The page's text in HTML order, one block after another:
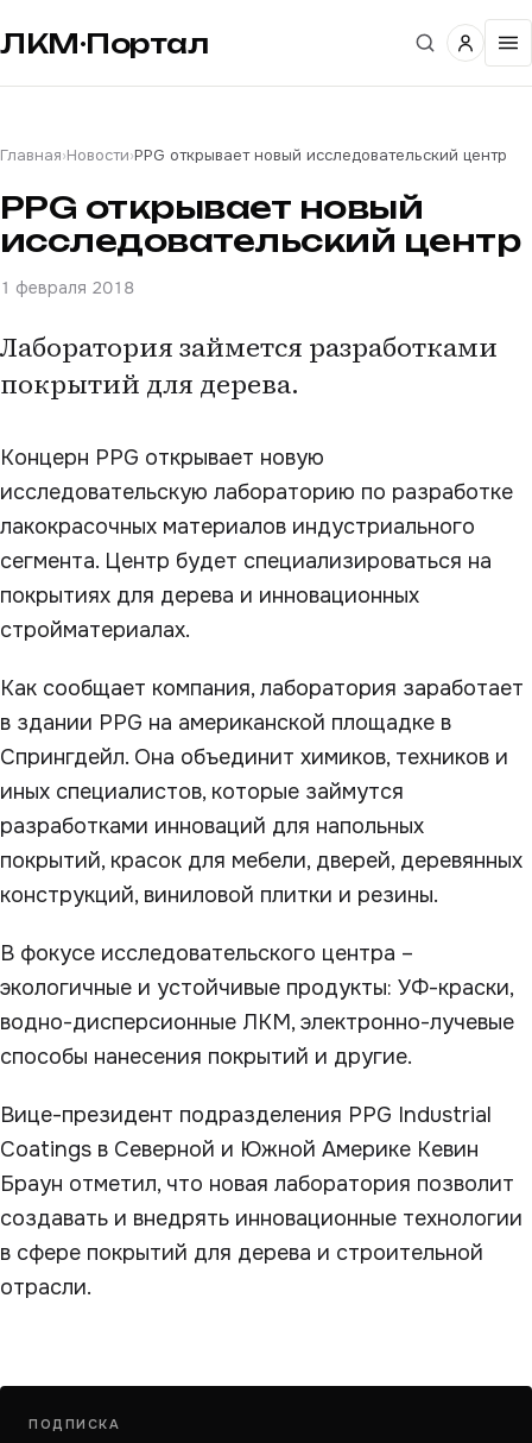
ЛКМ·Портал
Главная›Новости›PPG открывает новый исследовательский центр
PPG открывает новый
исследовательский центр
1 февраля 2018
Лаборатория займется разработками
покрытий для дерева.
Концерн PPG открывает новую
исследовательскую лабораторию по разработке
лакокрасочных материалов индустриального
сегмента. Центр будет специализироваться на
покрытиях для дерева и инновационных
стройматериалах.
Как сообщает компания, лаборатория заработает
в здании PPG на американской площадке в
Спрингдейл. Она объединит химиков, техников и
иных специалистов, которые займутся
разработками инноваций для напольных
покрытий, красок для мебели, дверей, деревянных
конструкций, виниловой плитки и резины.
В фокусе исследовательского центра –
экологичные и устойчивые продукты: УФ-краски,
водно-дисперсионные ЛКМ, электронно-лучевые
способы нанесения покрытий и другие.
Вице-президент подразделения PPG Industrial
Coatings в Северной и Южной Америке Кевин
Браун отметил, что новая лаборатория позволит
создавать и внедрять инновационные технологии
в сфере покрытий для дерева и строительной
отрасли.
ПОДПИСКА